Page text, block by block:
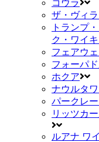
コウラ
ザ・ヴィ
トランプ
ク・ワイ
フェアウ
フォーパ
ホクア
ナウルタ
パークレ
リッツカ
ルアナ ワ